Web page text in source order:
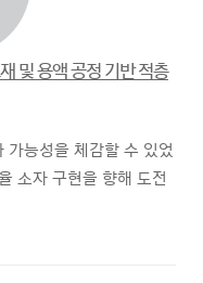
및 용액 공정 기반 적층
가능성을 체감할 수 있었
소자 구현을 향해 도전